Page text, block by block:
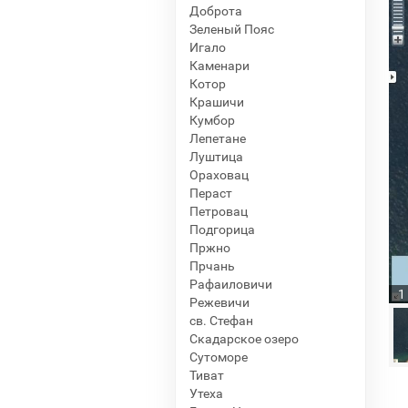
Доброта
Зеленый Пояс
Игало
Каменари
Котор
Крашичи
Кумбор
Лепетане
Луштица
Ораховац
Пераст
Петровац
Подгорица
Пржно
Прчань
Рафаиловичи
Режевичи
св. Стефан
Скадарское озеро
Сутоморе
Тиват
Утеха
1